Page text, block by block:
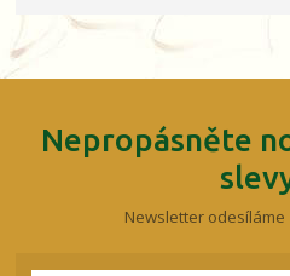
Nepropásněte
Newsletter